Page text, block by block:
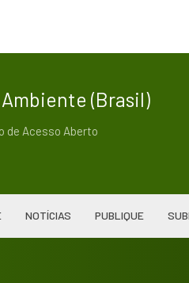
(Brasil)
de Acesso Aberto
NOTÍCIAS PUBLIQUE